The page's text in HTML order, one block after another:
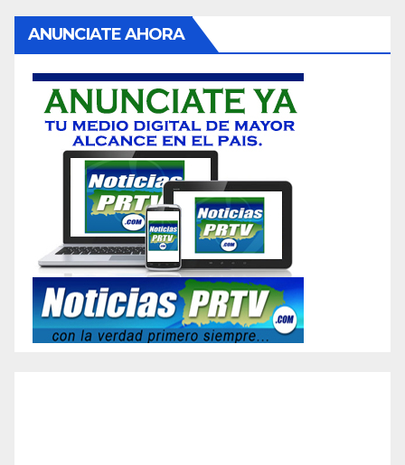
ANUNCIATE AHORA